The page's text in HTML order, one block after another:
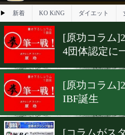
試合日程 試合結果
2012年12
新着 KO KiNG ダイエ
[原功コ
4団体認